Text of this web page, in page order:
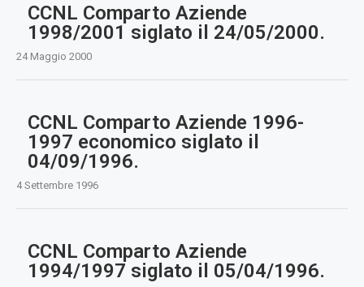
CCNL Comparto Aziende
1998/2001 siglato il 24/05/2000.
24 Maggio 2000
CCNL Comparto Aziende 1996-
1997 economico siglato il
04/09/1996.
4 Settembre 1996
CCNL Comparto Aziende
1994/1997 siglato il 05/04/1996.